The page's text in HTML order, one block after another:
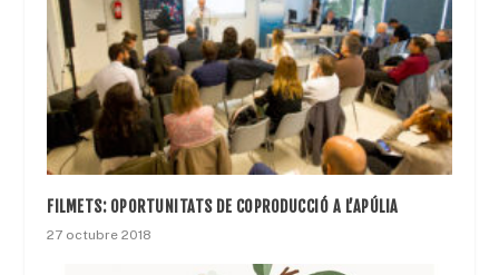
FILMETS: OPORTUNITATS DE COPRODUCCIÓ A L’APÚLIA
27 octubre 2018